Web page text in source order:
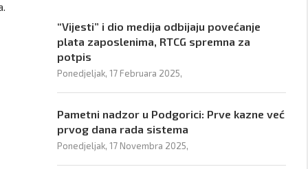
“Vijesti” i dio medija odbijaju povećanje
plata zaposlenima, RTCG spremna za
potpis
Ponedjeljak, 17 Februara 2025,
Pametni nadzor u Podgorici: Prve kazne već
prvog dana rada sistema
Ponedjeljak, 17 Novembra 2025,